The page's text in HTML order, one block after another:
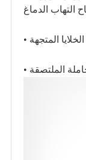
المتجهة
الملتصقة